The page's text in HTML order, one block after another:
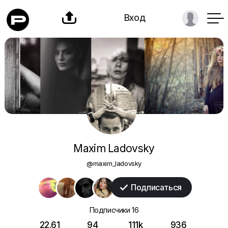
 Вход
Maxim Ladovsky
@maxim_ladovsky
 Подписаться
Подписчики16
22.61 94 111k 936